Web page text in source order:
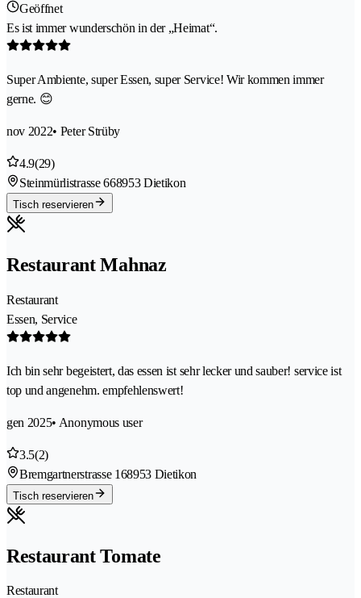
Geöffnet
Es ist immer wunderschön in der „Heimat“.
Super Ambiente, super Essen, super Service! Wir kommen immer
gerne. 😊
nov 2022• Peter Strüby
4.9(29)
Steinmürlistrasse 668953 Dietikon
Tisch reservieren
Restaurant Mahnaz
Restaurant
Essen, Service
Ich bin sehr begeistert, das essen ist sehr lecker und sauber! service ist
top und angenehm. empfehlenswert!
gen 2025• Anonymous user
3.5(2)
Bremgartnerstrasse 168953 Dietikon
Tisch reservieren
Restaurant Tomate
Restaurant